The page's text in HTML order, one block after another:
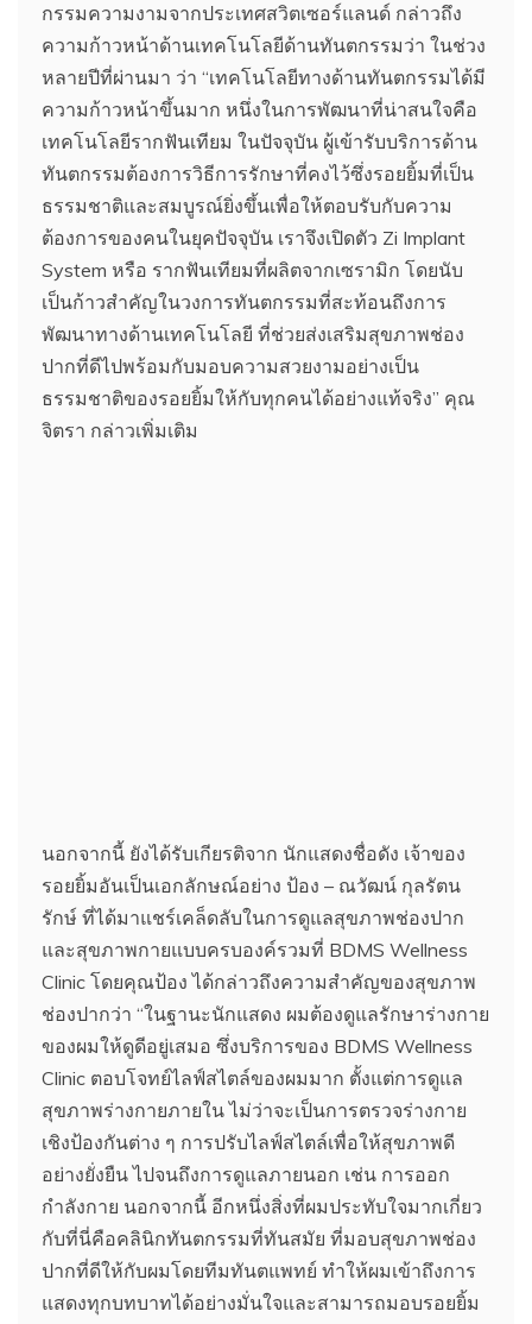
กรรมความงามจากประเทศสวิตเซอร์แลนด์ กล่าวถึง
ความก้าวหน้าด้านเทคโนโลยีด้านทันตกรรมว่า ในช่วง
หลายปีที่ผ่านมา ว่า “เทคโนโลยีทางด้านทันตกรรมได้มี
ความก้าวหน้าขึ้นมาก หนึ่งในการพัฒนาที่น่าสนใจคือ
เทคโนโลยีรากฟันเทียม ในปัจจุบัน ผู้เข้ารับบริการด้าน
ทันตกรรมต้องการวิธีการรักษาที่คงไว้ซึ่งรอยยิ้มที่เป็น
ธรรมชาติและสมบูรณ์ยิ่งขึ้นเพื่อให้ตอบรับกับความ
ต้องการของคนในยุคปัจจุบัน เราจึงเปิดตัว Zi Implant
System หรือ รากฟันเทียมที่ผลิตจากเซรามิก โดยนับ
เป็นก้าวสำคัญในวงการทันตกรรมที่สะท้อนถึงการ
พัฒนาทางด้านเทคโนโลยี ที่ช่วยส่งเสริมสุขภาพช่อง
ปากที่ดีไปพร้อมกับมอบความสวยงามอย่างเป็น
ธรรมชาติของรอยยิ้มให้กับทุกคนได้อย่างแท้จริง” คุณ
จิตรา กล่าวเพิ่มเติม
นอกจากนี้ ยังได้รับเกียรติจาก นักแสดงชื่อดัง เจ้าของ
รอยยิ้มอันเป็นเอกลักษณ์อย่าง ป้อง – ณวัฒน์ กุลรัตน
รักษ์ ที่ได้มาแชร์เคล็ดลับในการดูแลสุขภาพช่องปาก
และสุขภาพกายแบบครบองค์รวมที่ BDMS Wellness
Clinic โดยคุณป้อง ได้กล่าวถึงความสำคัญของสุขภาพ
ช่องปากว่า “ในฐานะนักแสดง ผมต้องดูแลรักษาร่างกาย
ของผมให้ดูดีอยู่เสมอ ซึ่งบริการของ BDMS Wellness
Clinic ตอบโจทย์ไลฟ์สไตล์ของผมมาก ตั้งแต่การดูแล
สุขภาพร่างกายภายใน ไม่ว่าจะเป็นการตรวจร่างกาย
เชิงป้องกันต่าง ๆ การปรับไลฟ์สไตล์เพื่อให้สุขภาพดี
อย่างยั่งยืน ไปจนถึงการดูแลภายนอก เช่น การออก
กำลังกาย นอกจากนี้ อีกหนึ่งสิ่งที่ผมประทับใจมากเกี่ยว
กับที่นี่คือคลินิกทันตกรรมที่ทันสมัย ที่มอบสุขภาพช่อง
ปากที่ดีให้กับผมโดยทีมทันตแพทย์ ทำให้ผมเข้าถึงการ
แสดงทุกบทบาทได้อย่างมั่นใจและสามารถมอบรอยยิ้ม